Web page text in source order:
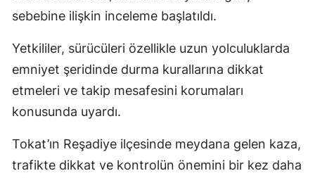
sebebine ilişkin inceleme başlatıldı.
Yetkililer, sürücüleri özellikle uzun yolculuklarda
emniyet şeridinde durma kurallarına dikkat
etmeleri ve takip mesafesini korumaları
konusunda uyardı.
Tokat’ın Reşadiye ilçesinde meydana gelen kaza,
trafikte dikkat ve kontrolün önemini bir kez daha